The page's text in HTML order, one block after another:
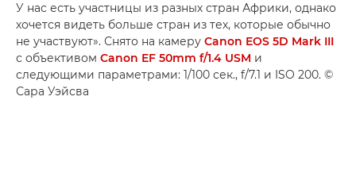
У нас есть участницы из разных стран Африки, однако
хочется видеть больше стран из тех, которые обычно
не участвуют». Снято на камеру Canon EOS 5D Mark III
с объективом Canon EF 50mm f/1.4 USM и
следующими параметрами: 1/100 сек., f/7.1 и ISO 200. ©
Сара Уэйсва